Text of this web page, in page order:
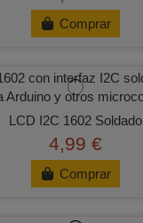
Comprar
LCD I2C 1602 Soldado
4,99 €
Comprar